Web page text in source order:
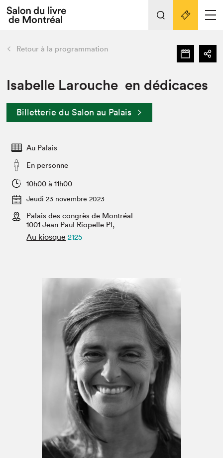
Espace exposant⋅e⋅s
Espace enseignant·e·s
Espace médias
L'événement
Préparer sa visite au Salon
Actualités
SLM PRO
retour Nos activités
Préparer sa visite
Salon dans la ville et en ligne
Projets partenaires
Liens pratiques
Retour à la programmation
Isabelle Larouche en dédicaces
Billetterie du Salon au Palais
Au Palais
En personne
10h00 à 11h00
Jeudi 23 novembre 2023
Palais des congrès de Montréal
1001 Jean Paul Riopelle Pl,
Au kiosque 2125